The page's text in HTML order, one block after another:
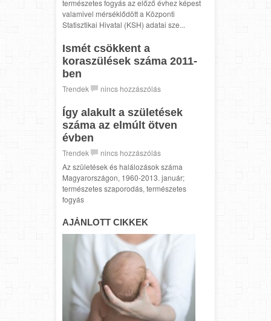
természetes fogyás az előző évhez képest
valamivel mérséklődött a Központi
Statisztikai Hivatal (KSH) adatai sze...
Ismét csökkent a
koraszülések száma 2011-
ben
Trendek nincs hozzászólás
Így alakult a születések
száma az elmúlt ötven
évben
Trendek
nincs hozzászólás
Az születések és halálozások száma
Magyarországon, 1960-2013. január;
természetes szaporodás, természetes
fogyás
AJÁNLOTT CIKKEK